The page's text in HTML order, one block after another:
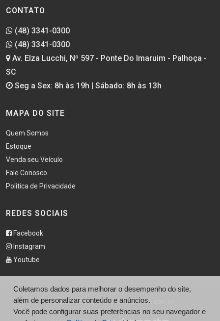
CONTATO
(48) 3341-0300
(48) 3341-0300
Av. Elza Lucchi, Nº 597 - Ponte Do Imaruim - Palhoça -
SC
Seg a Sex: 8h às 19h | Sábado: 8h às 13h
MAPA DO SITE
Quem Somos
Estoque
Venda seu Veículo
Fale Conosco
Politica de Privacidade
REDES SOCIAIS
Facebook
Instagram
Youtube
© Kd Automoveis - http://kdautomoveis.com.br/
Coletamos dados para melhorar o desempenho do site,
além de personalizar conteúdo e anúncios.
Você pode configurar suas preferências no seu navegador e